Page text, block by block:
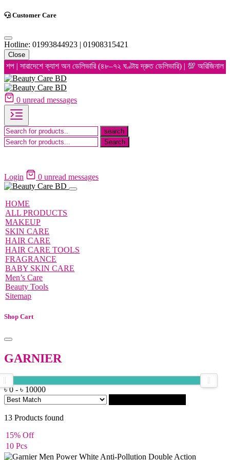
Customer Care
Hotline: 01993844923 | 01908315421
Close
ক্যাশ অন ডেলিভারি (৪৮–৭২ ঘণ্টায় দ্রুত ডেলিভারি) | 💯 অরিজিনাল
0 unread messages
Login 0 unread messages
HOME
ALL PRODUCTS
MAKEUP
SKIN CARE
HAIR CARE
HAIR CARE TOOLS
FRAGRANCE
BABY SKIN CARE
Men’s Care
Beauty Tools
Sitemap
Shop Cart
GARNIER
৳0 - ৳ 10000
13 Products found
15% Off
10 Pcs